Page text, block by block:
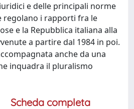
e delle principali norme
i rapporti fra le
e la Repubblica italiana alla
a partire dal 1984 in poi.
anche da una
inquadra il pluralismo
Scheda completa